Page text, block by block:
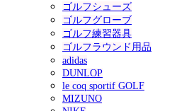
ゴルフシューズ
ゴルフグローブ
ゴルフ練習器具
ゴルフラウンド用品
adidas
DUNLOP
le coq sportif GOLF
MIZUNO